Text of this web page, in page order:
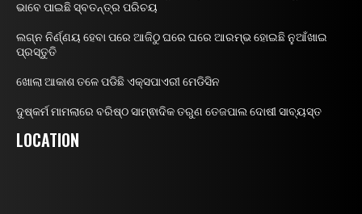
ଭାବେ ପାଇଛି ସ୍ବତନ୍ତ୍ର ପରିଚୟ
ଲଗ୍ନ ନିର୍ଣ୍ଣୟ ହେବା ପରେ ଆଜିଠୁ ଘରେ ଘରେ ଆରମ୍ଭ ହୋଇଛି ନୁଆଁଖାଇ
ପ୍ରସ୍ତୁତି
ଖୋଲା ଆକାଶ ତଳେ ପଡିଛି ଏକ୍ସପାଏରୀ ମେଡିସିନ
ଦୁଷ୍କର୍ମ ମାମଲାରେ ବରିଷ୍ଠ ସାମ୍ଵାଦିକ ତରୁଣ ତେଜପାଲ ଦୋଷୀ ସାବ୍ୟସ୍ତ
LOCATION